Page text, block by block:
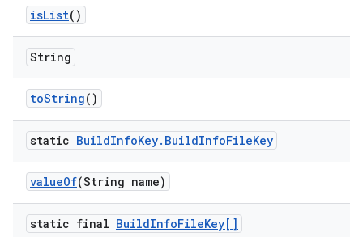
isList()
String
toString()
static BuildInfoKey. BuildInfoFileKey
valueOf(String name)
static final BuildInfoFileKey[]